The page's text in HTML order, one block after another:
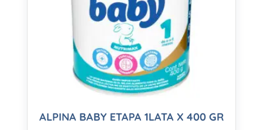
ALPINA BABY ETAPA 1LATA X 400 GR